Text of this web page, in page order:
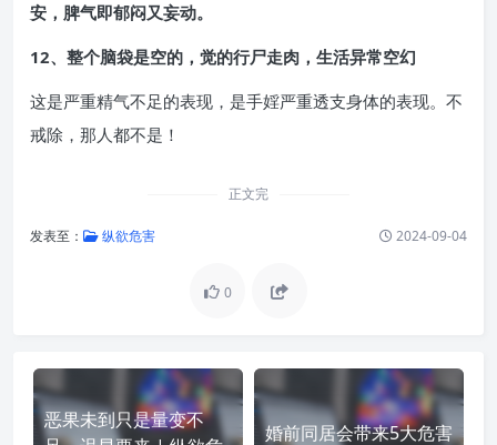
安，脾气即郁闷又妄动。
12、整个脑袋是空的，觉的行尸走肉，生活异常空幻
这是严重精气不足的表现，是手婬严重透支身体的表现。不
戒除，那人都不是！
正文完
发表至： 纵欲危害 2024-09-04
0
恶果未到只是量变不
婚前同居会带来5大危害